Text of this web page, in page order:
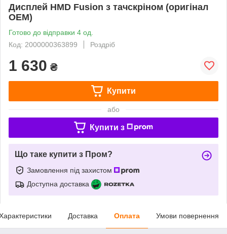
Дисплей HMD Fusion з тачскріном (оригінал
OEM)
Готово до відправки 4 од.
Код: 2000000363899
Роздріб
1 630 ₴
Купити
або
Купити з
Що таке купити з Пром?
Замовлення під захистом
Доступна доставка
Доставка Оплата Умови повернення